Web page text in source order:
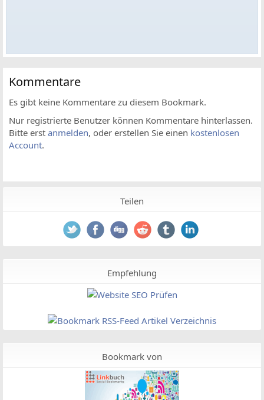
Kommentare
Es gibt keine Kommentare zu diesem Bookmark.
Nur registrierte Benutzer können Kommentare hinterlassen.
Bitte erst anmelden, oder erstellen Sie einen kostenlosen
Account.
Teilen
Empfehlung
Bookmark von